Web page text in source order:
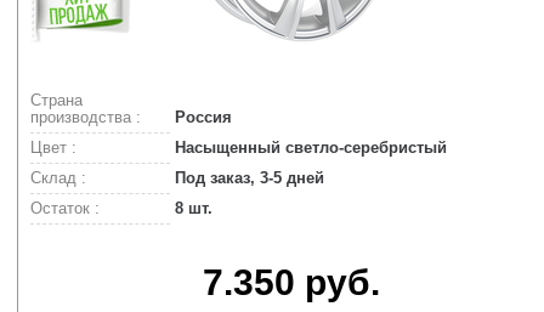
Страна
производства :
Россия
Цвет :
Насыщенный светло-серебристый
Склад :
Под заказ, 3-5 дней
Остаток :
8 шт.
7.350 руб.